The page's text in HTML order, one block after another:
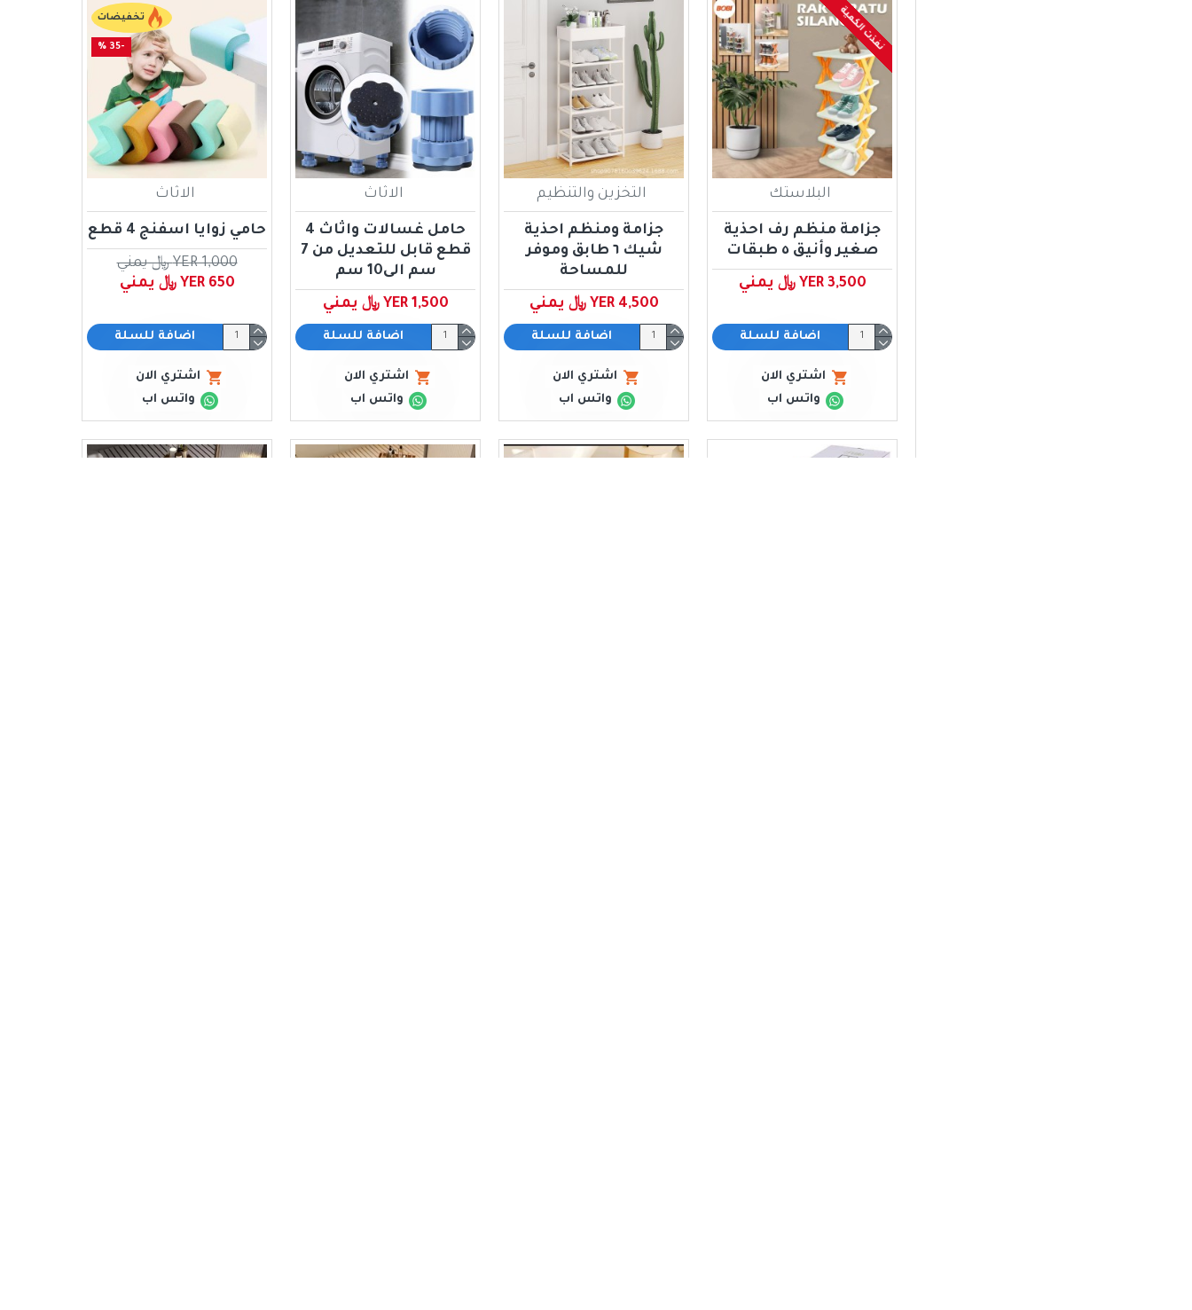
نفذت الكمية
البلاستك
جزامة منظم رف احذية
صغير وأنيق ٥ طبقات
YER 3,500 ﷼ يمني
اضافة للسلة
اشتري الان
واتس اب
التخزين والتنظيم
جزامة ومنظم احذية
شيك ٦ طابق وموفر
للمساحة
YER 4,500 ﷼ يمني
اضافة للسلة
اشتري الان
واتس اب
الاثاث
حامل غسالات واثاث 4
قطع قابل للتعديل من 7
سم الى10 سم
YER 1,500 ﷼ يمني
اضافة للسلة
اشتري الان
واتس اب
تخفيضات
-35 %
الاثاث
حامي زوايا اسفنج 4 قطع
YER 650 ﷼ يمني
YER 1,000 ﷼ يمني
اضافة للسلة
اشتري الان
واتس اب